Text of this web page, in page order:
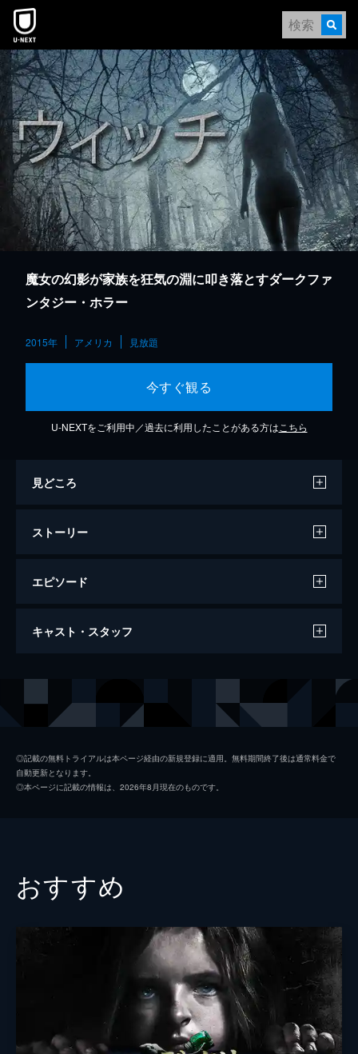
本文へスキップ
魔女の幻影が家族を狂気の淵に叩き落とすダークファ
ンタジー・ホラー
2015年 アメリカ 見放題
今すぐ観る
U-NEXTをご利用中／過去に利用したことがある方は こちら
見どころ
ストーリー
エピソード
ウィッチ
キャスト・スタッフ
ウィリアム ラルフ・アイネソン
脚本
音楽 マーク・コーヴェン
ジェイ・ヴァン・ホイ
ラース・クヌードセン
ジョディ・レドモンド
ダニエル・ベーカーマン
◎記載の無料トライアルは本ページ経由の新規登録に適用。無料期間終了後は通常料金で
自動更新となります。
◎本ページに記載の情報は、2026年8月現在のものです。
おすすめ